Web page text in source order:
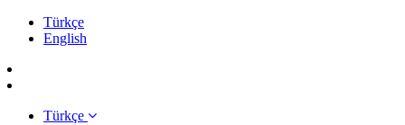
Türkçe
English
Türkçe